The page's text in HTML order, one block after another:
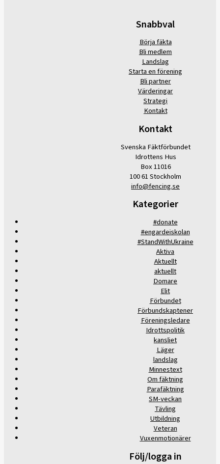
Snabbval
Börja fäkta
Bli medlem
Landslag
Starta en förening
Bli partner
Värderingar
Strategi
Kontakt
Kontakt
Svenska Fäktförbundet
Idrottens Hus
Box 11016
100 61 Stockholm
info@fencing.se
Kategorier
#donate
#engardeiskolan
#StandWithUkraine
Aktiva
Aktuellt
aktuellt
Domare
Elit
Förbundet
Förbundskaptener
Föreningsledare
Idrottspolitik
kansliet
Läger
landslag
Minnestext
Om fäktning
Parafäktning
SM-veckan
Tävling
Utbildning
Veteran
Vuxenmotionärer
Följ/logga in